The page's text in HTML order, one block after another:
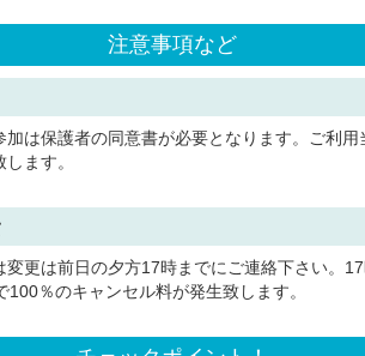
注意事項など
加は保護者の同意書が必要となります。ご利用
ます。
変更は前日の夕方17時までにご連絡下さい。
％のキャンセル料が発生致します。